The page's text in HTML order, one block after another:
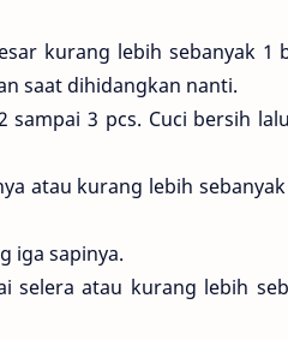
kurang lebih sebanyak 1
saat dihidangkan nanti.
3 pcs. Cuci bersih
atau kurang lebih
iga sapinya.
selera atau kurang lebih